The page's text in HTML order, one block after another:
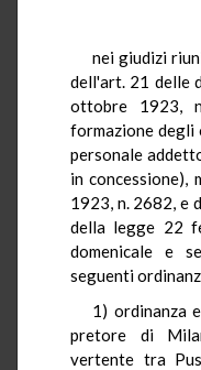
nei giudizi
dell'art. 21 delle
ottobre 1923,
formazione
personale
in concessione),
1923, n. 2682, e
della legge 22
domenicale e
seguenti
1) ordinanza
pretore di
vertente tra